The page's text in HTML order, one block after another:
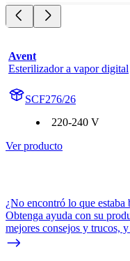
Avent
Esterilizador a vapor digital
SCF276/26
220-240 V
Ver producto
¿No encontró lo que estaba
Obtenga ayuda con su
mejores consejos y trucos,